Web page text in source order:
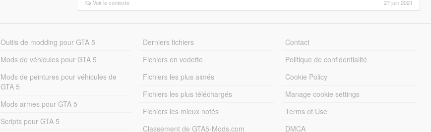
Voir le contexte 27 juin 2021
Outils de modding pour GTA 5
Mods de véhicules pour GTA 5
Mods de peintures pour véhicules de
GTA 5
Mods armes pour GTA 5
Scripts pour GTA 5
Derniers fichiers
Fichiers en vedette
Fichiers les plus aimés
Fichiers les plus téléchargés
Fichiers les mieux notés
Classement de GTA5-Mods.com
Contact
Politique de confidentialité
Cookie Policy
Manage cookie settings
Terms of Use
DMCA